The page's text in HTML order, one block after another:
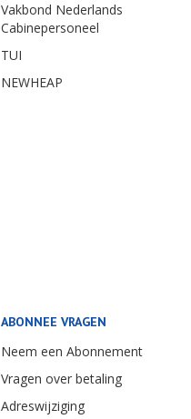
Vakbond Nederlands
Cabinepersoneel
TUI
NEWHEAP
ABONNEE VRAGEN
Neem een Abonnement
Vragen over betaling
Adreswijziging